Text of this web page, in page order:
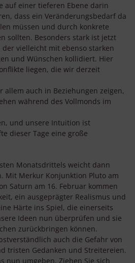
auf einer tieferen Ebene darin
dass ein Veränderungsbedarf da
müssen und durch konkrete
sollten. Besonders stark ist jetzt
vielleicht mit ebenso starken
und Wünschen kollidiert. Hier
liegen, die wir derzeit
allem auch in Beziehungen zeigen,
während des Vollmonds im
und unsere Intuition ist
dieser Tage eine große
Monatsdrittels weicht dann
Mit Merkur Konjunktion Pluto am
Saturn am 16. Februar kommen
ein ausgeprägter Realismus und
Härte ins Spiel, die einerseits
Ideen nun überprüfen und sie
zurückbringen können.
auch die Gefahr von
tristen Gedanken und Streitereien.
nun umgeben. Ziehen Sie sich